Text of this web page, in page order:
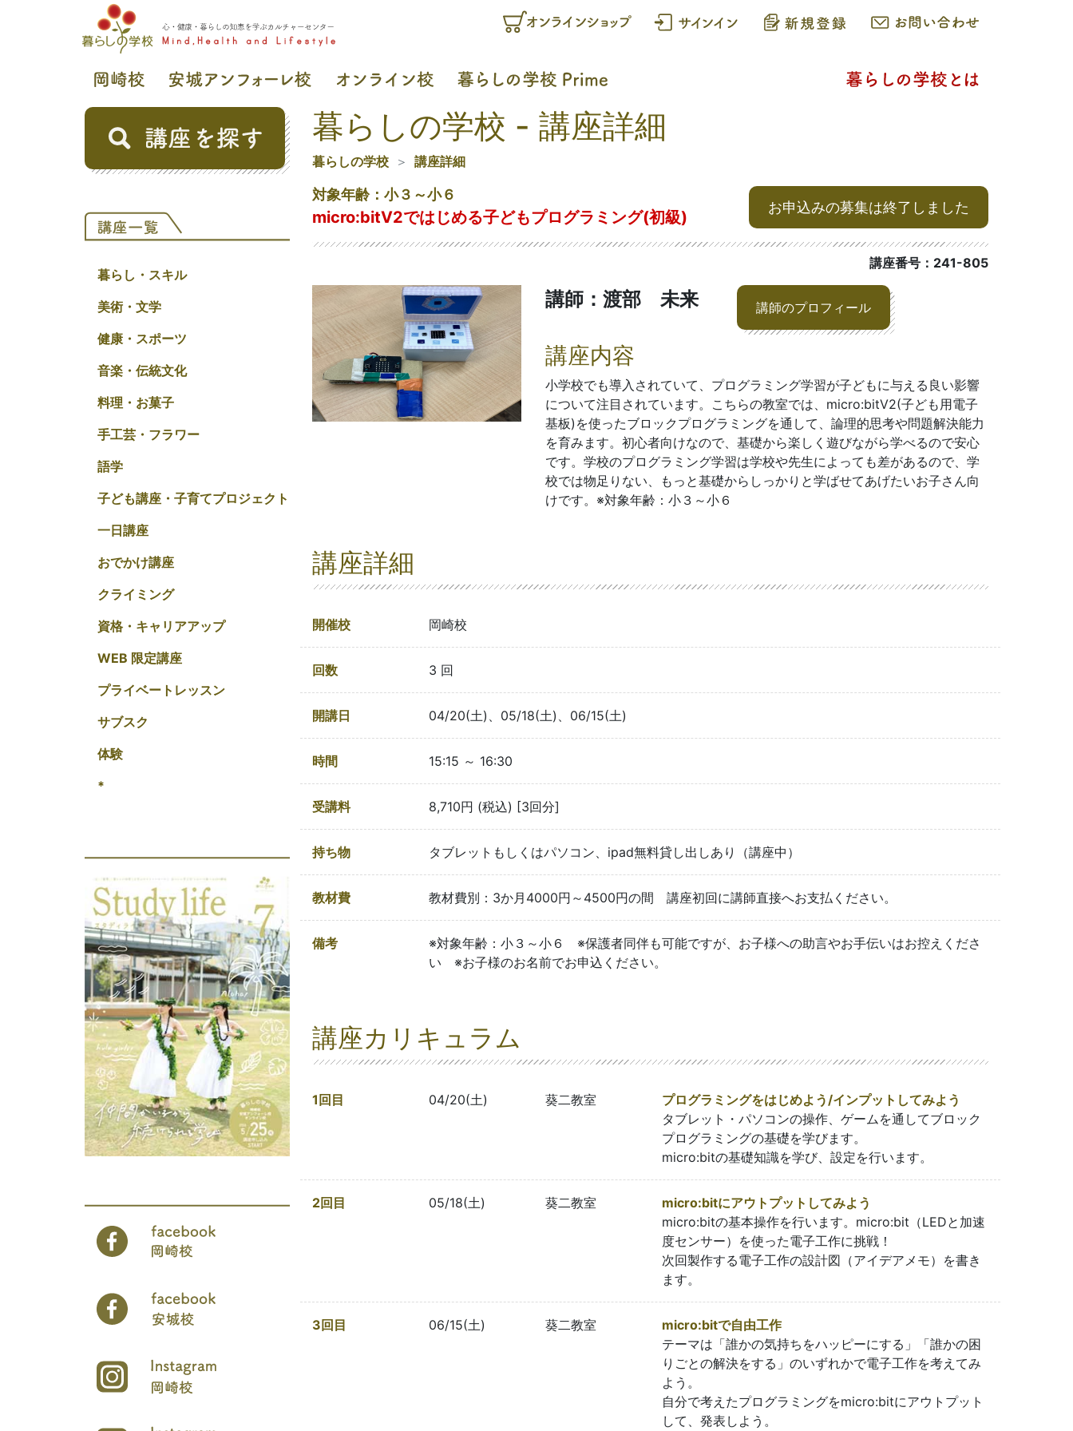
暮らし・スキル
美術・文学
健康・スポーツ
音楽・伝統文化
料理・お菓子
手工芸・フラワー
語学
子ども講座・子育てプロジェクト
一日講座
おでかけ講座
クライミング
資格・キャリアアップ
WEB 限定講座
プライベートレッスン
サブスク
体験
*
暮らしの学校 - 講座詳細
暮らしの学校 講座詳細
対象年齢：小３～小６
micro:bitV2ではじめる子どもプログラミング(初級)
お申込みの募集は終了しました
講座番号：241-805
講師：渡部 未来 講師のプロフィール
講座内容
小学校でも導入されていて、プログラミング学習が子どもに与える良い影響
について注目されています。こちらの教室では、micro:bitV2(子ども用電子
基板)を使ったブロックプログラミングを通して、論理的思考や問題解決能力
を育みます。初心者向けなので、基礎から楽しく遊びながら学べるので安心
です。学校のプログラミング学習は学校や先生によっても差があるので、学
校では物足りない、もっと基礎からしっかりと学ばせてあげたいお子さん向
けです。※対象年齢：小３～小６
講座詳細
開催校 岡崎校
回数 3 回
開講日 04/20(土)、05/18(土)、06/15(土)
時間 15:15 ～ 16:30
受講料 8,710円 (税込) [3回分]
持ち物 タブレットもしくはパソコン、ipad無料貸し出しあり（講座中）
教材費 教材費別：3か月4000円～4500円の間 講座初回に講師直接へお支払ください。
備考
※対象年齢：小３～小６ ※保護者同伴も可能ですが、お子様への助言やお手伝いはお控えくださ
い ※お子様のお名前でお申込ください。
講座カリキュラム
1回目 04/20(土) 葵二教室
プログラミングをはじめよう/インプットしてみよう
タブレット・パソコンの操作、ゲームを通してブロック
プログラミングの基礎を学びます。
micro:bitの基礎知識を学び、設定を行います。
2回目 05/18(土) 葵二教室
micro:bitにアウトプットしてみよう
micro:bitの基本操作を行います。micro:bit（LEDと加速
度センサー）を使った電子工作に挑戦！
次回製作する電子工作の設計図（アイデアメモ）を書き
ます。
3回目 06/15(土) 葵二教室
micro:bitで自由工作
テーマは「誰かの気持ちをハッピーにする」「誰かの困
りごとの解決をする」のいずれかで電子工作を考えてみ
よう。
自分で考えたプログラミングをmicro:bitにアウトプット
して、発表しよう。